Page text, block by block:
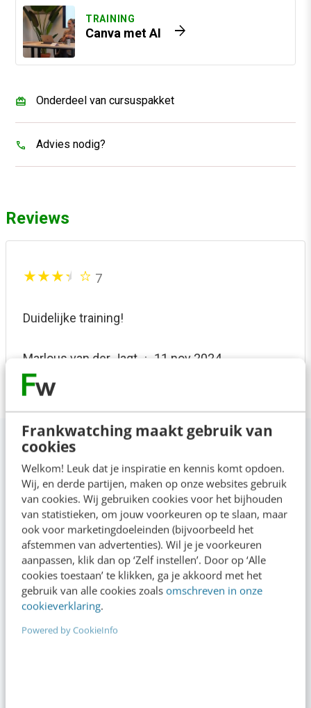
Frankwatching maakt gebruik van
cookies
Welkom! Leuk dat je inspiratie en kennis komt opdoen.
Wij, en derde partijen, maken op onze websites gebruik
van cookies. Wij gebruiken cookies voor het bijhouden
van statistieken, om jouw voorkeuren op te slaan, maar
ook voor marketingdoeleinden (bijvoorbeeld het
afstemmen van advertenties). Wil je je voorkeuren
aanpassen, klik dan op ‘Zelf instellen’. Door op ‘Alle
cookies toestaan’ te klikken, ga je akkoord met het
gebruik van alle cookies zoals omschreven in onze
cookieverklaring.
Powered by CookieInfo
TRAINING
Canva met AI arrow_forward
Onderdeel van cursuspakket
Advies nodig?
Reviews
7
Duidelijke training!
Marlous van der Jagt 11 nov 2024
Anderen bekeken ook